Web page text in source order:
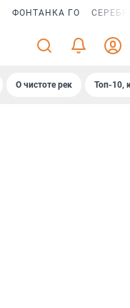
ФОНТАНКА ГО
О чистоте рек Топ-10,